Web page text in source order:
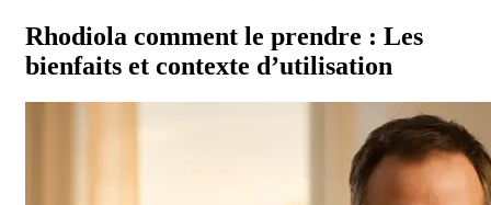
Rhodiola comment le prendre : Les
bienfaits et contexte d’utilisation